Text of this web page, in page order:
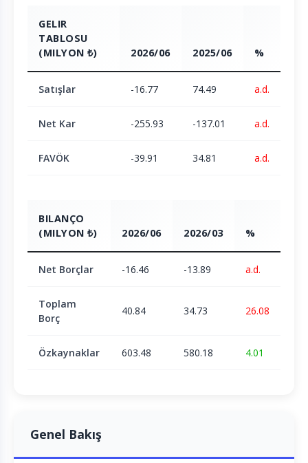
GELIR
TABLOSU
(MILYON ₺)
2026/06 2025/06 %
Satışlar -16.77 74.49 a.d.
Net Kar -255.93 -137.01 a.d.
FAVÖK -39.91 34.81 a.d.
BILANÇO
(MILYON ₺)
2026/06 2026/03 %
Net Borçlar -16.46 -13.89 a.d.
Toplam
Borç
40.84 34.73 26.08
Özkaynaklar 603.48 580.18 4.01
Genel Bakış